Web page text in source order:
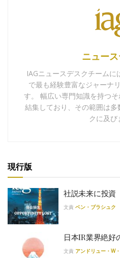
ニュー
IAGニュースデスクチーム
で最も経験豊富なジャーナ
す。 幅広い専門知識を持つ
結集しており、その範囲は
クに及び
現行版
社説未来に投資
文責 ベン・ブラシュク
日本IR業界絶好
文責 アンドリュー・W